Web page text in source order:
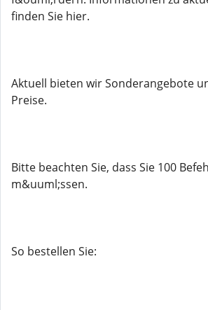
finden Sie hier.
Aktuell bieten wir Sonderangebote
Preise.
Bitte beachten Sie, dass Sie 100
m&uuml;ssen.
So bestellen Sie: